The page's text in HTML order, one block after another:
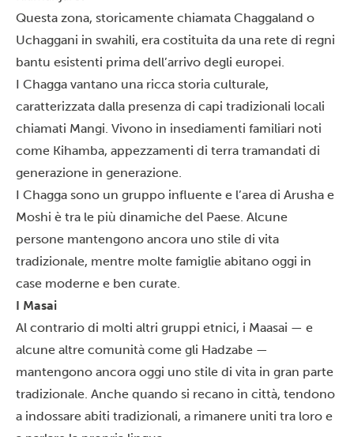
Questa zona, storicamente chiamata Chaggaland o
Uchaggani in swahili, era costituita da una rete di regni
bantu esistenti prima dell’arrivo degli europei.
I Chagga vantano una ricca storia culturale,
caratterizzata dalla presenza di capi tradizionali locali
chiamati Mangi. Vivono in insediamenti familiari noti
come Kihamba, appezzamenti di terra tramandati di
generazione in generazione.
I Chagga sono un gruppo influente e l’area di Arusha e
Moshi è tra le più dinamiche del Paese. Alcune
persone mantengono ancora uno stile di vita
tradizionale, mentre molte famiglie abitano oggi in
case moderne e ben curate.
I Masai
Al contrario di molti altri gruppi etnici, i Maasai — e
alcune altre comunità come gli Hadzabe —
mantengono ancora oggi uno stile di vita in gran parte
tradizionale. Anche quando si recano in città, tendono
a indossare abiti tradizionali, a rimanere uniti tra loro e